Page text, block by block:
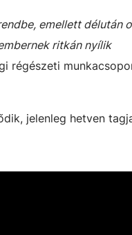
emellett délután
ritkán nyílik
régészeti
jelenleg hetven